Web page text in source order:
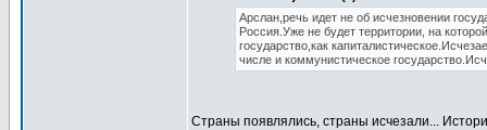
Арслан,речь идет не об исчезновении
Россия.Уже не будет территории, на
государство,как
числе и коммунистическое
Страны появлялись, страны исчезали...